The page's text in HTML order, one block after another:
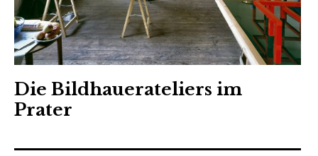
Die Bildhauerateliers im
Prater